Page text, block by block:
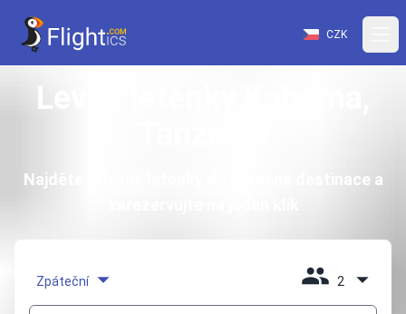
CZK
Najděte si levné letenky do vysněné destinace a
Zpáteční 2